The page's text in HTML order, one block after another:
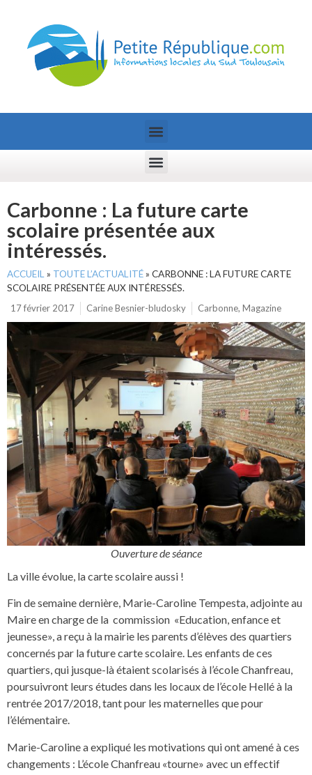
Carbonne : La future carte
scolaire présentée aux
intéressés.
ACCUEIL » TOUTE L’ACTUALITÉ» CARBONNE : LA FUTURE CARTE
SCOLAIRE PRÉSENTÉE AUX INTÉRESSÉS.
17 février 2017
Carine Besnier-bludosky Carbonne, Magazine
Ouverture de séance
La ville évolue, la carte scolaire aussi !
Fin de semaine dernière, Marie-Caroline Tempesta, adjointe au
Maire en charge de la commission «Education, enfance et
jeunesse», a reçu à la mairie les parents d’élèves des quartiers
concernés par la future carte scolaire. Les enfants de ces
quartiers, qui jusque-là étaient scolarisés à l’école Chanfreau,
poursuivront leurs études dans les locaux de l’école Hellé à la
rentrée 2017/2018, tant pour les maternelles que pour
l’élémentaire.
Marie-Caroline a expliqué les motivations qui ont amené à ces
changements : L’école Chanfreau «tourne» avec un effectif